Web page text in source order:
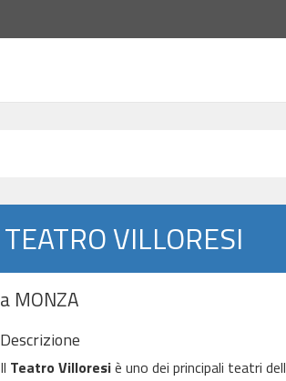
TEATRO VILLORESI
a MONZA
Descrizione
Il Teatro Villoresiè uno dei principali teatri